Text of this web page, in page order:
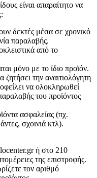
είναι απαραίτητο να
δεκτές μέσα σε χρονικό
παραλαβής.
από το
μόνο με το ίδιο προϊόν.
την αναιτιολόγητη
να ολοκληρωθεί
του προϊόντος
ασφαλείας (πχ.
σχοινιά κτλ).
ή στο 210
της επιστροφής.
τον αριθμό